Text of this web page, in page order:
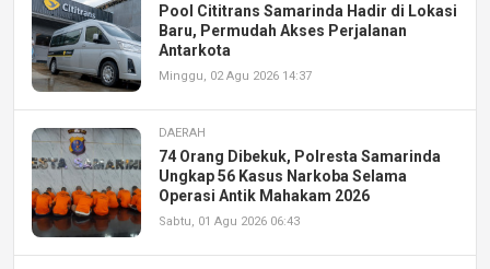
Pool Cititrans Samarinda Hadir di Lokasi
Baru, Permudah Akses Perjalanan
Antarkota
Minggu, 02 Agu 2026 14:37
DAERAH
74 Orang Dibekuk, Polresta Samarinda
Ungkap 56 Kasus Narkoba Selama
Operasi Antik Mahakam 2026
Sabtu, 01 Agu 2026 06:43